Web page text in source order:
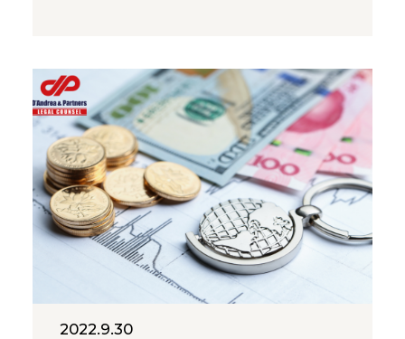
и партнерстве разработаны и
составлены таким образом,
чтобы страны могли снизить
торговые барьеры, отменить
тарифы и получить
преференциальный доступ к
мировым рынкам. Индия
заняла выгодное положение,
подписав около 13 таких
соглашений о свободной
2022.9.30